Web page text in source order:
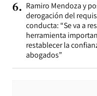
6. Ramiro Mendoza y
derogación del
conducta: “Se va a
herramienta
restablecer la
abogados”